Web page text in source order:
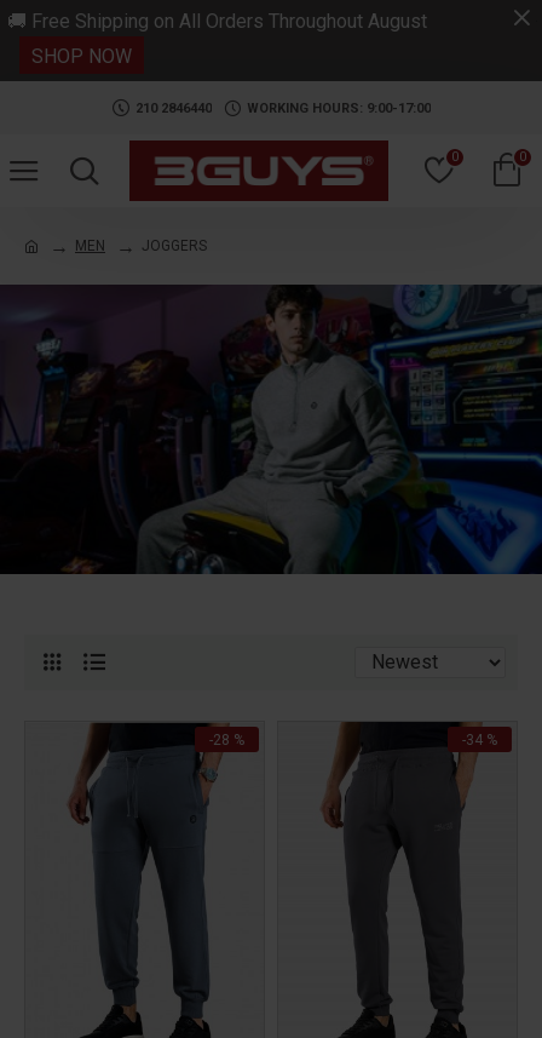
🚚 Free Shipping on All Orders Throughout August
SHOP NOW
210 2846440 WORKING HOURS: 9:00-17:00
0 0
MEN JOGGERS
-28 % -34 %